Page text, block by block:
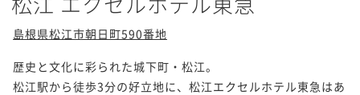
島根県松江市朝日町590番地
歴史と文化に彩られた城下町・松江。
松江駅から徒歩3分の好立地に、松江エクセルホテル東急はあ